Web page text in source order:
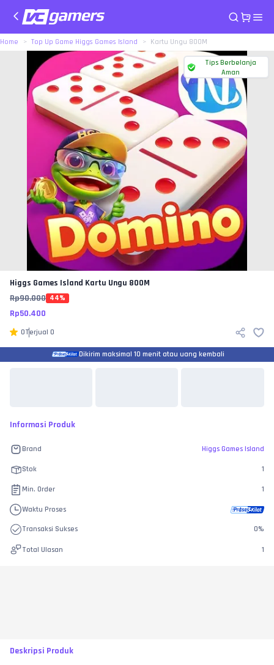
Home Top Up Game Higgs Games Island Kartu Ungu 800M
Tips Berbelanja
Aman
Higgs Games Island Kartu Ungu 800M
Rp90.000 44%
Rp50.400
0Terjual 0
Dikirim maksimal 10 menit atau uang kembali
Informasi Produk
Brand Higgs Games Island
Stok 1
Min. Order 1
Waktu Proses
Transaksi Sukses 0%
Total Ulasan 1
Deskripsi Produk